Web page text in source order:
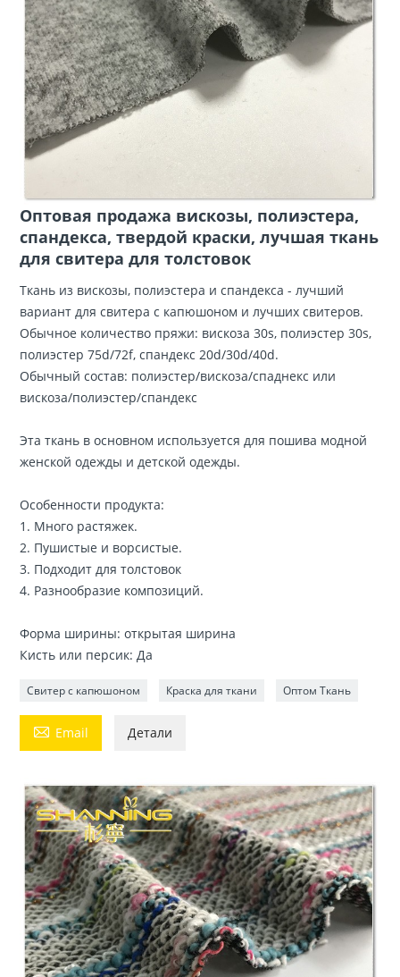
Оптовая продажа вискозы, полиэстера,
спандекса, твердой краски, лучшая ткань
для свитера для толстовок
Ткань из вискозы, полиэстера и спандекса - лучший
вариант для свитера с капюшоном и лучших свитеров.
Обычное количество пряжи: вискоза 30s, полиэстер 30s,
полиэстер 75d/72f, спандекс 20d/30d/40d.
Обычный состав: полиэстер/вискоза/спаднекс или
вискоза/полиэстер/спандекс
Эта ткань в основном используется для пошива модной
женской одежды и детской одежды.
Особенности продукта:
1. Много растяжек.
2. Пушистые и ворсистые.
3. Подходит для толстовок
4. Разнообразие композиций.
Форма ширины: открытая ширина
Кисть или персик: Да
Свитер с капюшоном Краска для ткани Оптом Ткань
 Email Детали